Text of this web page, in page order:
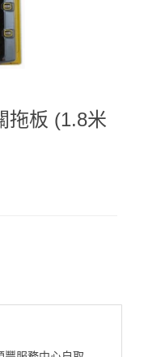
拖板 (1.8米